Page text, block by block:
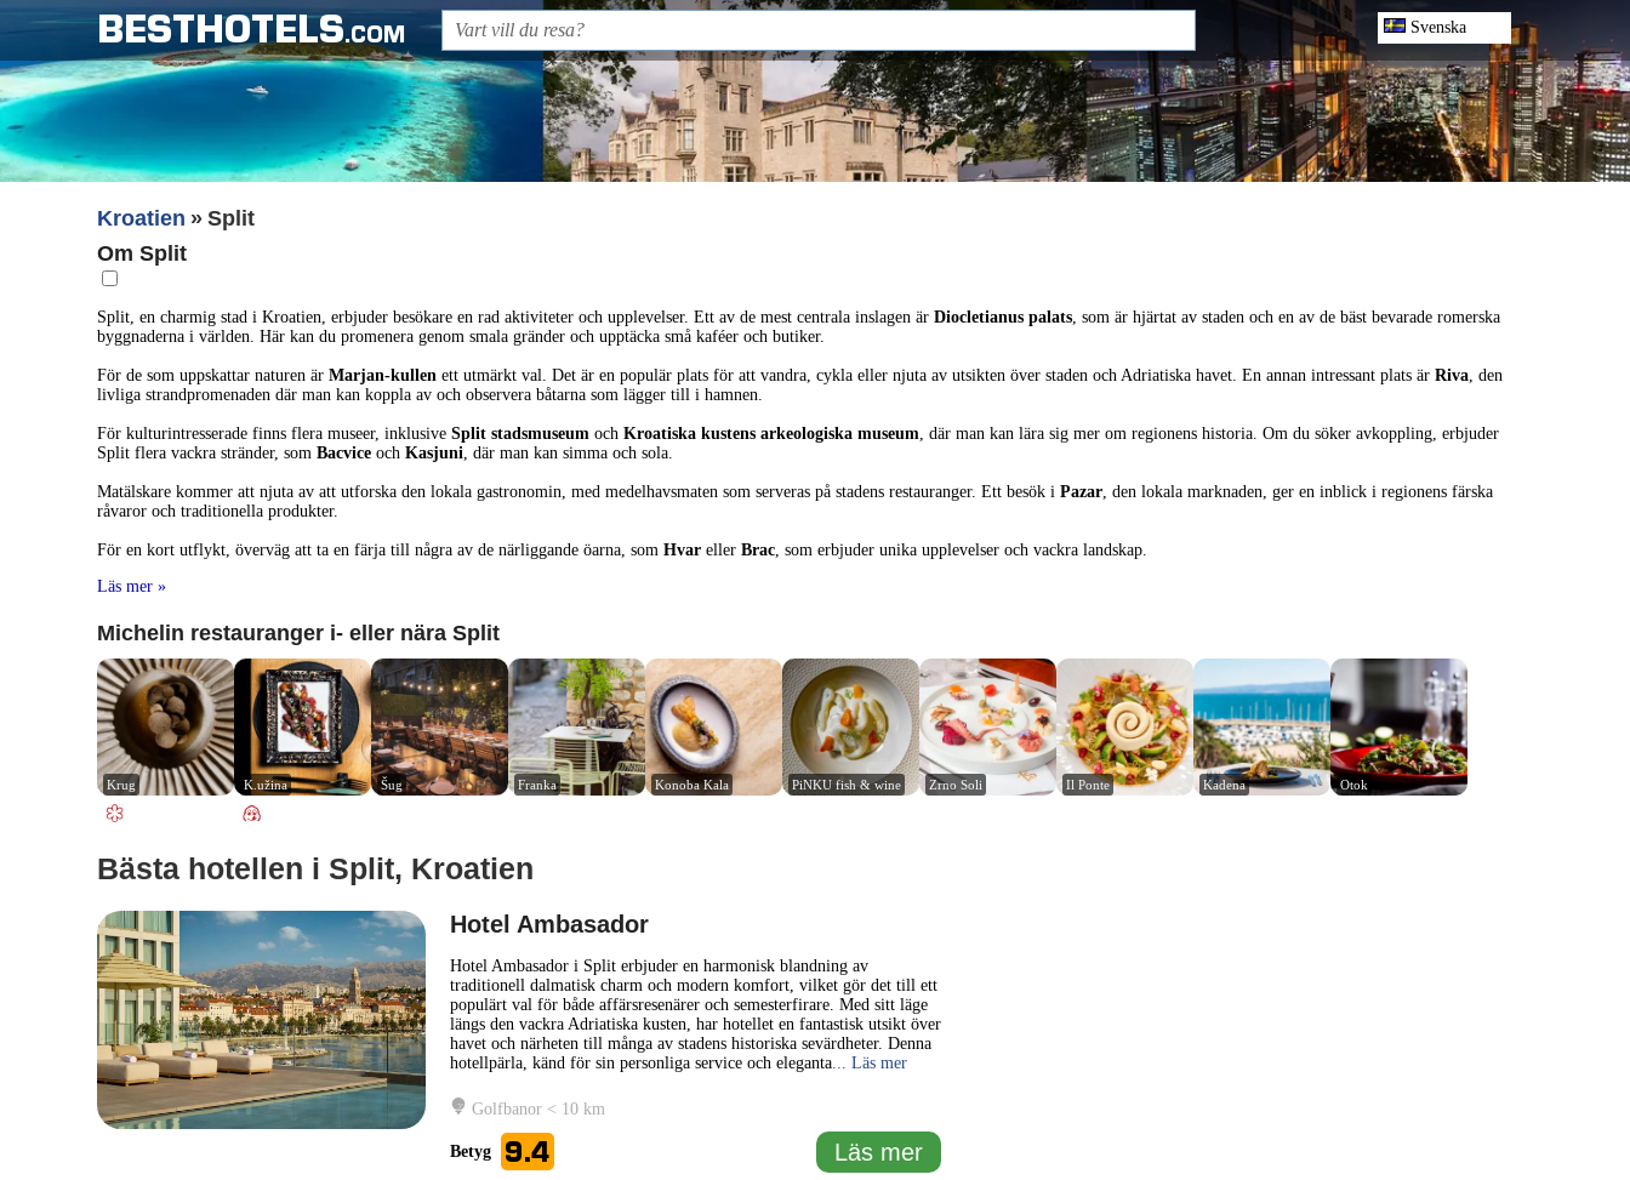
BESTHOTELS.COM Svenska
Kroatien
Split
Om Split
Split, en charmig stad i Kroatien, erbjuder besökare en rad aktiviteter och upplevelser. Ett av de mest centrala inslagen ärDiocletianus palats, som är hjärtat av staden och en av de bäst bevarade romerska
byggnaderna i världen. Här kan du promenera genom smala gränder och upptäcka små kaféer och butiker.
För de som uppskattar naturen ärMarjan-kullen ett utmärkt val. Det är en populär plats för att vandra, cykla eller njuta av utsikten över staden och Adriatiska havet. En annan intressant plats ärRiva, den
livliga strandpromenaden där man kan koppla av och observera båtarna som lägger till i hamnen.
För kulturintresserade finns flera museer, inklusiveSplit stadsmuseum ochKroatiska kustens arkeologiska museum, där man kan lära sig mer om regionens historia. Om du söker avkoppling, erbjuder
Split flera vackra stränder, somBacvice ochKasjuni, där man kan simma och sola.
Matälskare kommer att njuta av att utforska den lokala gastronomin, med medelhavsmaten som serveras på stadens restauranger. Ett besök iPazar, den lokala marknaden, ger en inblick i regionens färska
råvaror och traditionella produkter.
För en kort utflykt, överväg att ta en färja till några av de närliggande öarna, somHvar ellerBrac, som erbjuder unika upplevelser och vackra landskap.
Läs mer »
Michelin restauranger i- eller nära Split
Krug K.užina Šug Franka Konoba Kala PiNKU fish & wine Zrno Soli Il Ponte Kadena Otok
Bästa hotellen i Split, Kroatien
Hotel Ambasador
Hotel Ambasador i Split erbjuder en harmonisk blandning av
traditionell dalmatisk charm och modern komfort, vilket gör det till ett
populärt val för både affärsresenärer och semesterfirare. Med sitt läge
längs den vackra Adriatiska kusten, har hotellet en fantastisk utsikt över
havet och närheten till många av stadens historiska sevärdheter. Denna
hotellpärla, känd för sin personliga service och eleganta... Läs mer
Golfbanor < 10 km
Betyg 9.4 Läs mer